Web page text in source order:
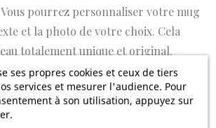
ses propres cookies et ceux de tiers
services et mesurer l'audience. Pour
à son utilisation, appuyez sur
pourrez personnaliser votre mug
et la photo de votre choix. Cela
totalement unique et original.
imprimé du texte et de la photo de
unique qui transformera chaque
moment précieux et plein d'émotion.